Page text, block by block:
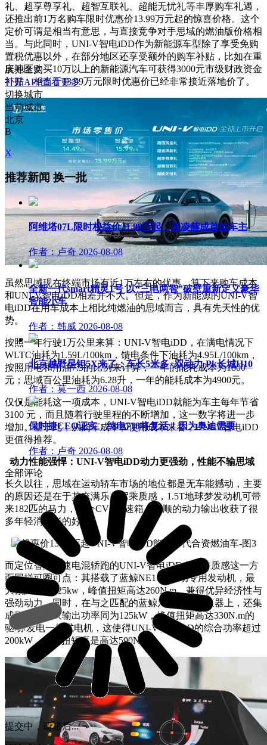
礼、超享尊享礼、超智互联礼、超能无忧礼等丰厚购车礼遇，
还推出前1万名购车限时优惠价13.99万元起的惊喜价格。这个
定价可谓是相当有意思，与直接竞争对手思域的燃油版价格相
当。与此同时，UNI-V智电iDD作为新能源车型除了享受免购
置税优惠以外，在部分地区还享受额外的购车补贴，比如在重
庆地区购买10万以上的新能源汽车可获得3000元市级财政资金
补贴，相当于13.99万元限时优惠价已经非常接近落地价了。
虽然思域现在终端市场有近1万左右的优惠，算下来购车成本
和UNI-V智电iDD相差并不大。但是，作为新能源的UNI-V智
电iDD在用车成本上相比纯燃油的思域而言，具有先天性的优
势。
按照一年行驶1万公里来算：UNI-V智电iDD，在满电情况下
WLTC油耗为1.59L/100km，馈电条件下油耗为4.95L/100km，
按照用电和用油7:3的比例来计算，一年的能耗成本为1800
元；思域百公里油耗为6.28升，一年的能耗成本为4900元。
仅仅是能耗这一项成本，UNI-V智电iDD就能为车主每年节省
3100 元，而且随着行驶里程的不断增加，这一数字将进一步
增加。基于此，从购车成本和使用成本来看，UNI-V智电iDD
更值得推荐。
动力性能强悍：UNI-V智电iDD动力更强劲，性能不输思域
长久以往，思域在运动轿车市场的地位都是无车能撼动，主要
的原因还是在于其充满乐趣驾乘质感，1.5T地球梦发动机可带
来182匹的马力，配合CVT变速箱，平顺的动力输出收获了很
多年轻消费者的好评。
而定位智能疾速电混轿跑的UNI-V智电iDD在驾乘质感这一方
面同样可圈可点：其搭载了蓝鲸NE1.5T混动专用发动机，最
大额定功率125kw，峰值扭矩高达260N.m，兼得优异经济性与
强劲动力。同时，在与之匹配的蓝鲸六速电驱变速器上，还集
成了一台最大输出功率同为125kW，峰值扭矩高达330N.m的
驱动/发电一体式电机，这使得UNI-V智电iDD的综合功率超过
200kW，综合扭矩更是高达590N·m。
展开全文
打开APP查看更多
切换城市
当前城市
北京
B
X
推荐新闻换一批
阿维塔07L限时权益价21.99万起，张凌赫成首位车主
作者：卢奇 2026-08-08
全新一代smart精灵1号 以“三电两智”破壁重新定义豪华
智能小车
作者：韩威 2026-08-08
北京越野星钽5X来了：车长5米多+双动力 Pk长城H10
作者：莫一西 2026-08-08
保时捷CEO证实：纯电718将复活！因为奥迪需要
作者：卢奇 2026-08-08
全部评论
提交中，请稍后...